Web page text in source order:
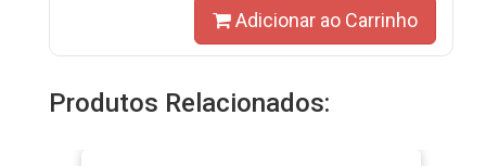
Adicionar ao Carrinho
Produtos Relacionados: